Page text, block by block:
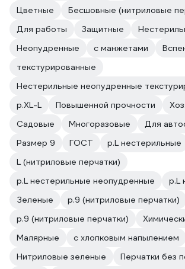
Цветные
Бесшовные (нитриловые
Для работы
Защитные
Неопудренные
с манжетами
текстурированные
Нестерильные неопудренные
р.XL-L
Повышенной прочности
Садовые
Многоразовые
Для
Размер 9
ГОСТ р.L нестерильные
L (нитриловые перчатки)
р.L нестерильные неопудренные
р.L
Зеленые
р.9 (нитриловые перчатки)
р.9 (нитриловые перчатки)
Малярные
с хлопковым напылением
Нитриловые зеленые
Перчатки без